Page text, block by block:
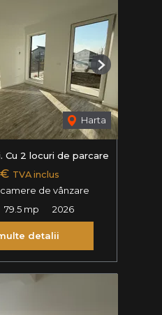
Harta
Next
Cu 2 locuri de parcare
TVA inclus
de vânzare
79.5 mp 2026
detalii